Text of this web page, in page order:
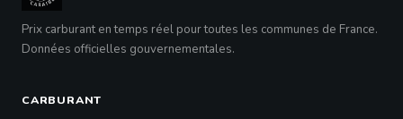
Prix carburant en temps réel pour toutes les communes de France.
Données officielles gouvernementales.
CARBURANT